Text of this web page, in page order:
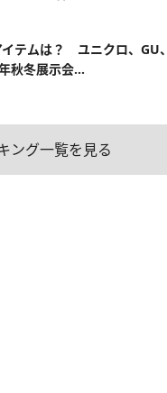
テムは？ ユニクロ、GU、
秋冬展示会...
ング一覧を見る